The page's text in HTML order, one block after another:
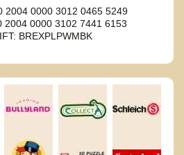
2004 0000 3012 0465 5249
2004 0000 3102 7441 6153
BREXPLPWMBK